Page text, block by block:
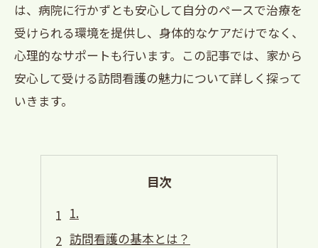
は、病院に行かずとも安心して自分のペースで治療を
受けられる環境を提供し、身体的なケアだけでなく、
心理的なサポートも行います。この記事では、家から
安心して受ける訪問看護の魅力について詳しく探って
いきます。
目次
1.
訪問看護の基本とは？